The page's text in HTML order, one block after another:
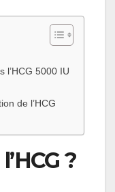
l’HCG 5000 IU
de l’HCG
?